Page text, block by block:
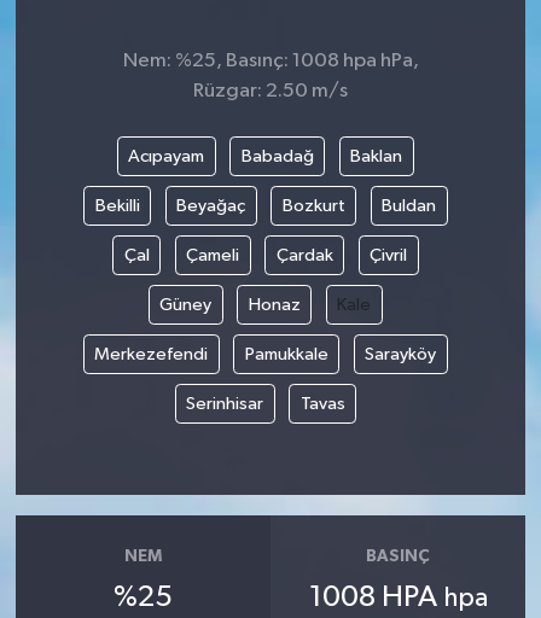
Nem: %25, Basınç: 1008 hpa hPa,
Rüzgar: 2.50 m/s
Acıpayam Babadağ Baklan
Bekilli Beyağaç Bozkurt Buldan
Çal Çameli Çardak Çivril
Güney Honaz Kale
Merkezefendi Pamukkale Sarayköy
Serinhisar Tavas
NEM
%25
BASINÇ
1008 HPA hpa